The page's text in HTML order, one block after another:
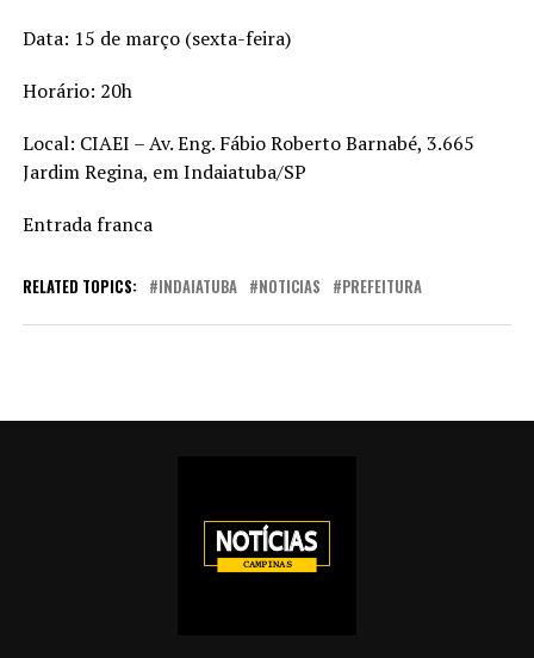
Data: 15 de março (sexta-feira)
Horário: 20h
Local: CIAEI – Av. Eng. Fábio Roberto Barnabé, 3.665
Jardim Regina, em Indaiatuba/SP
Entrada franca
RELATED TOPICS: INDAIATUBA NOTICIAS PREFEITURA